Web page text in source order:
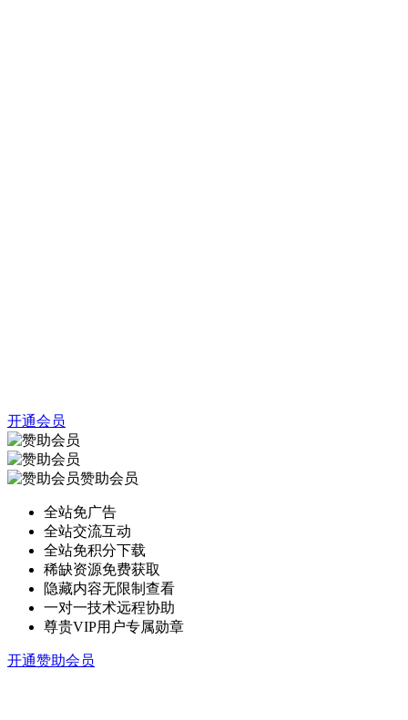
开通会员
赞助会员
全站免广告
全站交流互动
全站免积分下载
稀缺资源免费获取
隐藏内容无限制查看
一对一技术远程协助
尊贵VIP用户专属勋章
开通赞助会员